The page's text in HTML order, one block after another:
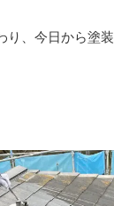
り、今日から塗